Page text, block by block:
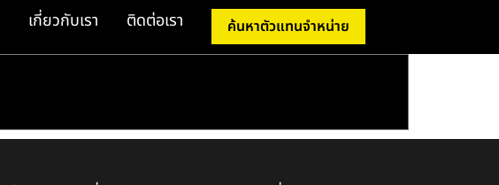
เกี่ยวกับเรา ติดต่อเรา ค้นหาตัวแทนจำหน่าย